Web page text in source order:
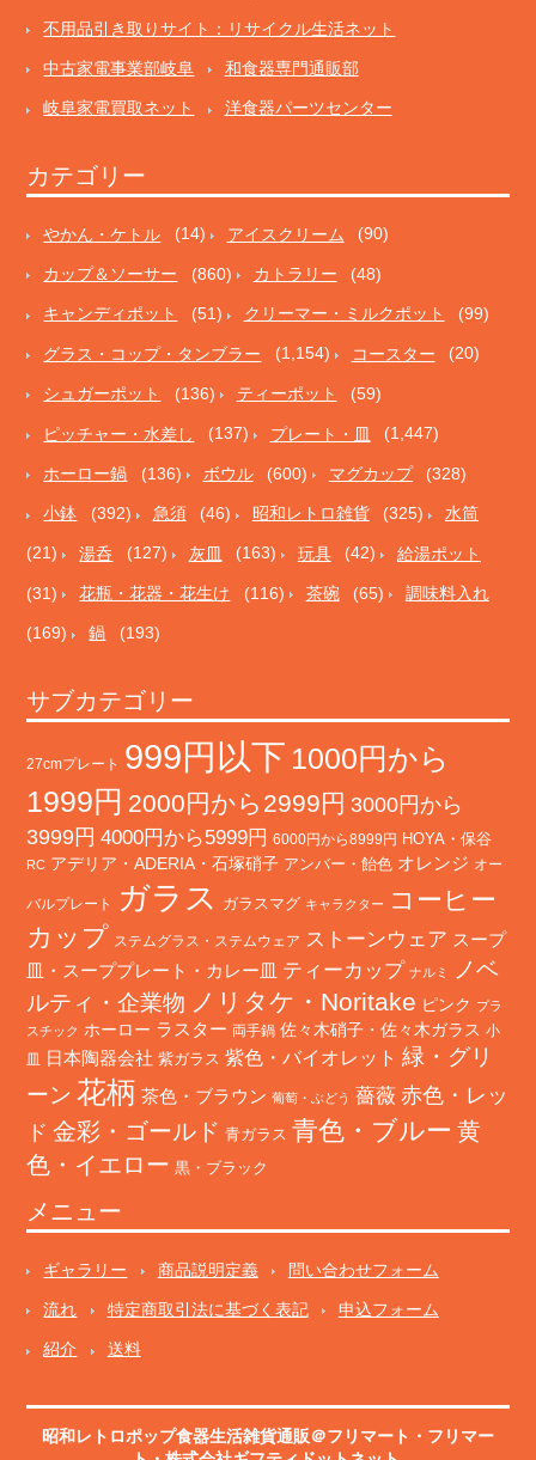
不用品引き取りサイト：リサイクル生活ネット
中古家電事業部岐阜 和食器専門通販部
岐阜家電買取ネット 洋食器パーツセンター
カテゴリー
やかん・ケトル (14) アイスクリーム (90)
カップ＆ソーサー (860) カトラリー (48)
キャンディポット (51) クリーマー・ミルクポット (99)
グラス・コップ・タンブラー (1,154) コースター (20)
シュガーポット (136) ティーポット (59)
ピッチャー・水差し (137) プレート・皿 (1,447)
ホーロー鍋 (136) ボウル (600) マグカップ (328)
小鉢 (392) 急須 (46) 昭和レトロ雑貨 (325) 水筒
(21) 湯呑 (127) 灰皿 (163) 玩具 (42) 給湯ポット
(31) 花瓶・花器・花生け (116) 茶碗 (65) 調味料入れ
(169) 鍋 (193)
サブカテゴリー
27cmプレート 999円以下 1000円から
1999円 2000円から2999円 3000円から
3999円 4000円から5999円 6000円から8999円 HOYA・保谷
RC アデリア・ADERIA・石塚硝子 アンバー・飴色 オレンジ オー
バルプレート ガラス ガラスマグ キャラクター
コーヒー
カップ ステムグラス・ステムウェア ストーンウェア スープ
皿・スーププレート・カレー皿 ティーカップ ナルミ
ノベ
ルティ・企業物 ノリタケ・Noritake ピンク プラ
スチック ホーロー ラスター 両手鍋 佐々木硝子・佐々木ガラス 小
皿
日本陶器会社 紫ガラス 紫色・バイオレット 緑・グリ
ーン 花柄 茶色・ブラウン 葡萄・ぶどう 薔薇 赤色・レッ
ド 金彩・ゴールド 青ガラス 青色・ブルー 黄
色・イエロー 黒・ブラック
メニュー
ギャラリー 商品説明定義 問い合わせフォーム
流れ 特定商取引法に基づく表記 申込フォーム
紹介 送料
昭和レトロポップ食器生活雑貨通販＠フリマート ・ フリマー